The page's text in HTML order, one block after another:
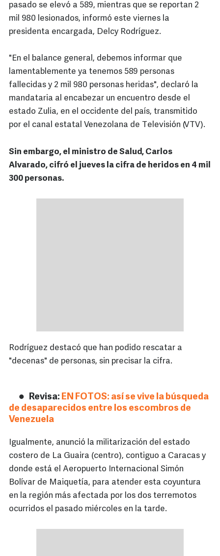
pasado se elevó a 589, mientras que se reportan 2
mil 980 lesionados, informó este viernes la
presidenta encargada, Delcy Rodríguez.
"En el balance general, debemos informar que
lamentablemente ya tenemos 589 personas
fallecidas y 2 mil 980 personas heridas", declaró la
mandataria al encabezar un encuentro desde el
estado Zulia, en el occidente del país, transmitido
por el canal estatal Venezolana de Televisión (VTV).
Sin embargo, el ministro de Salud, Carlos
Alvarado, cifró el jueves la cifra de heridos en 4 mil
300 personas.
Rodríguez destacó que han podido rescatar a
"decenas" de personas, sin precisar la cifra.
Revisa: EN FOTOS: así se vive la búsqueda
de desaparecidos entre los escombros de
Venezuela
Igualmente, anunció la militarización del estado
costero de La Guaira (centro), contiguo a Caracas y
donde está el Aeropuerto Internacional Simón
Bolívar de Maiquetía, para atender esta coyuntura
en la región más afectada por los dos terremotos
ocurridos el pasado miércoles en la tarde.